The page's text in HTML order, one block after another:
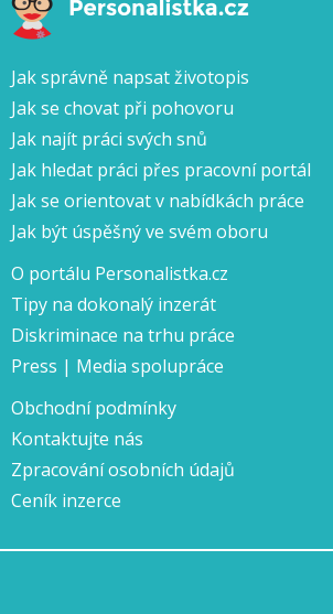
Jak správně napsat životopis
Jak se chovat při pohovoru
Jak najít práci svých snů
Jak hledat práci přes pracovní portál
Jak se orientovat v nabídkách práce
Jak být úspěšný ve svém oboru
O portálu Personalistka.cz
Tipy na dokonalý inzerát
Diskriminace na trhu práce
Press | Media spolupráce
Obchodní podmínky
Kontaktujte nás
Zpracování osobních údajů
Ceník inzerce